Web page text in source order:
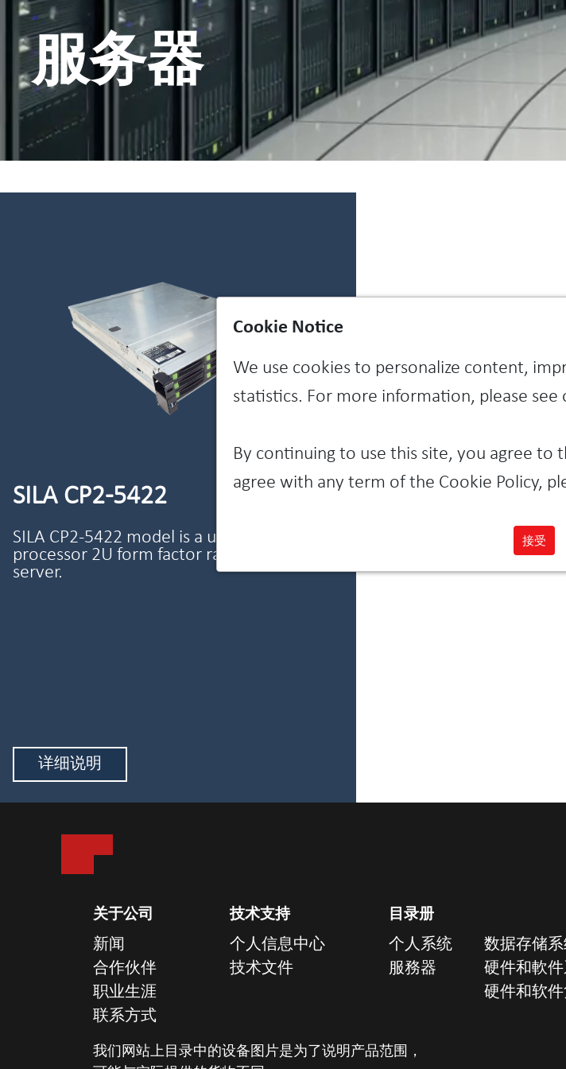
服务器
SILA СР2-5422
SILA СР2-5422 model is a universal 2-
processor 2U form factor rack-mount
server.
详细说明
关于公司
新闻
合作伙伴
职业生涯
联系方式
技术支持
个人信息中心
技术文件
目录册
个人系统
服務器
数据存储
硬件和軟
硬件和软
我们网站上目录中的设备图片是为了说明产品范围，
Cookie Notice
We use cookies to personalize content,
statistics. For more information, please see
By continuing to use this site, you agree to
agree with any term of the Cookie Policy,
接受